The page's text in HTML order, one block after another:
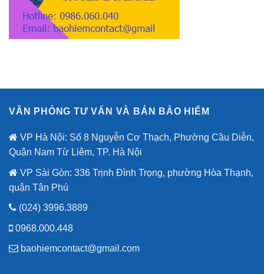
VĂN PHÒNG TƯ VẤN VÀ BÁN BẢO HIỂM
VP Hà Nội: Số 8 Nguyễn Cơ Thạch, Phường Cầu Diễn,
Quận Nam Từ Liêm, TP. Hà Nội
VP Sài Gòn: 336 Trịnh Đình Trọng, phường Hòa Thạnh,
quận Tân Phú
(024) 3996.3889
0968.000.448
baohiemcontact@gmail.com